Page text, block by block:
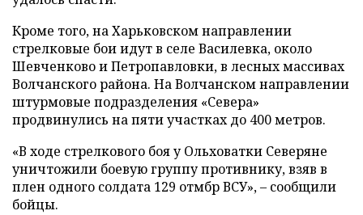
Кроме того, на Харьковском направлении
стрелковые бои идут в селе Василевка, около
Шевченково и Петропавловки, в лесных массивах
Волчанского района. На Волчанском направлении
штурмовые подразделения «Севера»
продвинулись на пяти участках до 400 метров.
«В ходе стрелкового боя у Ольховатки Северяне
уничтожили боевую группу противнику, взяв в
плен одного солдата 129 отмбр ВСУ», – сообщили
бойцы.